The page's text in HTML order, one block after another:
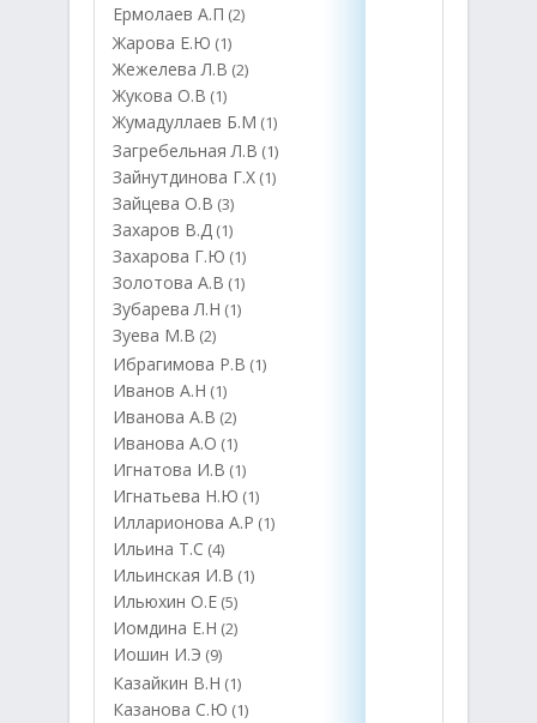
Ермолаев А.П (2)
Жарова Е.Ю (1)
Жежелева Л.В (2)
Жукова О.В (1)
Жумадуллаев Б.М (1)
Загребельная Л.В (1)
Зайнутдинова Г.Х (1)
Зайцева О.В (3)
Захаров В.Д (1)
Захарова Г.Ю (1)
Золотова А.В (1)
Зубарева Л.Н (1)
Зуева М.В (2)
Ибрагимова Р.В (1)
Иванов А.Н (1)
Иванова А.В (2)
Иванова А.О (1)
Игнатова И.В (1)
Игнатьева Н.Ю (1)
Илларионова А.Р (1)
Ильина Т.С (4)
Ильинская И.В (1)
Ильюхин О.Е (5)
Иомдина Е.Н (2)
Иошин И.Э (9)
Казайкин В.Н (1)
Казанова С.Ю (1)